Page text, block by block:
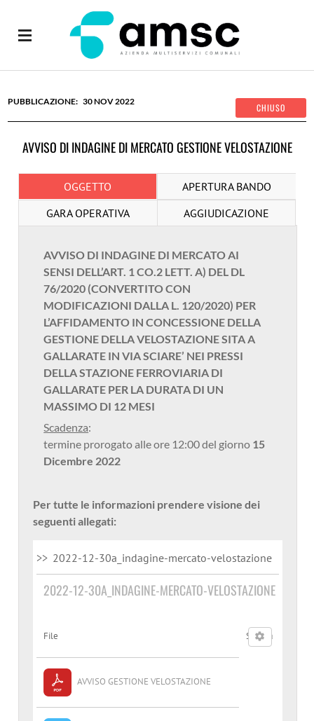
30NOV2022
AVVISO DI INDAGINE DI MERCATO GESTIONE VELOSTAZIONE
OGGETTO
APERTURA BANDO
GARA OPERATIVA
AGGIUDICAZIONE
AVVISO DI INDAGINE DI MERCATO AI
SENSI DELL’ART. 1 CO.2 LETT. A) DEL DL
76/2020 (CONVERTITO CON
MODIFICAZIONI DALLA L. 120/2020) PER
L’AFFIDAMENTO IN CONCESSIONE DELLA
GESTIONE DELLA VELOSTAZIONE SITA A
GALLARATE IN VIA SCIARE’ NEI PRESSI
DELLA STAZIONE FERROVIARIA DI
GALLARATE PER LA DURATA DI UN
MASSIMO DI 12 MESI
Scadenza:
termine prorogato alle ore 12:00 del giorno 15
Dicembre 2022
Per tutte le informazioni prendere visione dei
seguenti allegati:
2022-12-30a_indagine-mercato-velostazione
2022-12-30A_INDAGINE-MERCATO-VELOSTAZIONE
File Scarica
AVVISO GESTIONE VELOSTAZIONE